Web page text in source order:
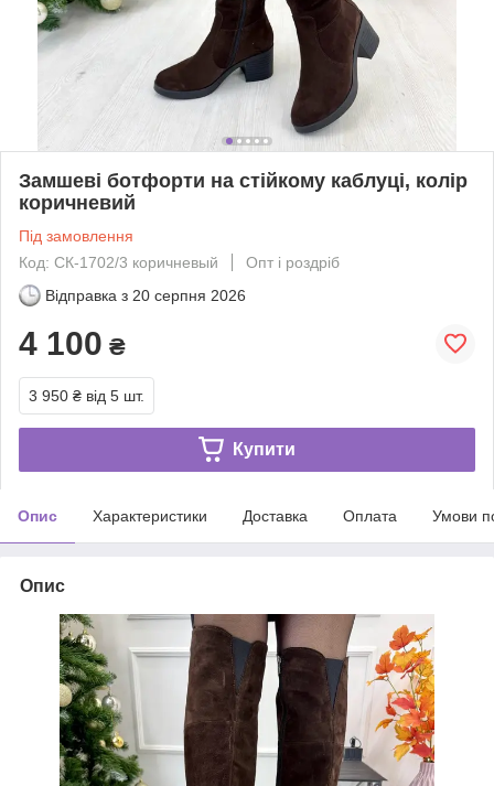
Замшеві ботфорти на стійкому каблуці, колір
коричневий
Під замовлення
Код: СК-1702/3 коричневый
Опт і роздріб
Відправка з 20 серпня 2026
4 100 ₴
3 950 ₴ від 5 шт.
Купити
Опис Характеристики Доставка Оплата Умови
Опис